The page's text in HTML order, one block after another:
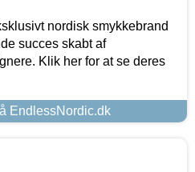
nordisk smykkebrand
succes skabt af
Klik her for at se deres
EndlessNordic.dk